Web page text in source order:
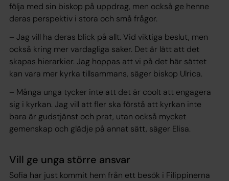
följa med sin biskop på uppdrag, men också ge henne
deras perspektiv i stora och små frågor.
– Jag vill ha deras blick på allt. Vid viktiga beslut, men
också kring mer vardagliga saker. Det är lätt att det
skapas hierarkier. Jag hoppas att vi på det här sättet
kan vara mer kyrka tillsammans, säger biskop Ulrica.
– Många unga tycker inte att det är coolt att engagera
sig i kyrkan. Jag vill att fler ska förstå att kyrkan inte
bara är gudstjänst och prat, utan också mycket
gemenskap och glädje på annat sätt, säger Elisa.
Vill ge unga större ansvar
Sofia har just kommit hem från ett besök i Filippinerna